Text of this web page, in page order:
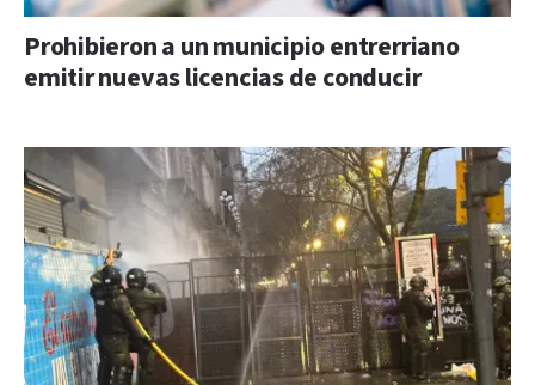
Prohibieron a un municipio entrerriano
emitir nuevas licencias de conducir